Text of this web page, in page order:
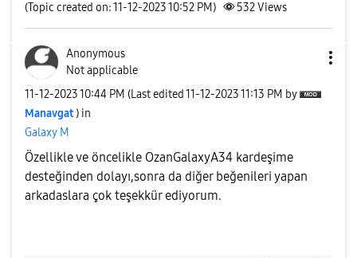
(Topic created on: 11-12-2023 10:52 PM) 532Views
Anonymous
Not applicable
‎11-12-202310:44 PM (Last edited ‎11-12-202311:13 PM by
Manavgat ) in
Galaxy M
Özellikle ve öncelikle OzanGalaxyA34 kardeşime
desteğinden dolayı,sonra da diğer beğenileri yapan
arkadaslara çok teşekkür ediyorum.